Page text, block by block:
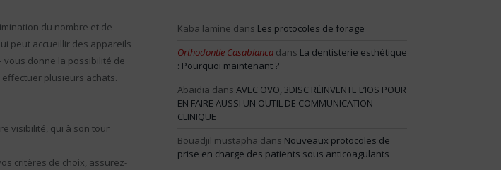
du nombre et de
peut accueillir des appareils
donne la possibilité de
plusieurs achats.
visibilité, qui à son tour
critères de choix, assurez-
Kaba lamine dans Les protocoles de forage
Orthodontie Casablanca dans La dentisterie esthétique
: Pourquoi maintenant ?
Abaidia dans AVEC OVO, 3DISC RÉINVENTE L’IOS POUR
EN FAIRE AUSSI UN OUTIL DE COMMUNICATION
CLINIQUE
Bouadjil mustapha dans Nouveaux protocoles de
prise en charge des patients sous anticoagulants